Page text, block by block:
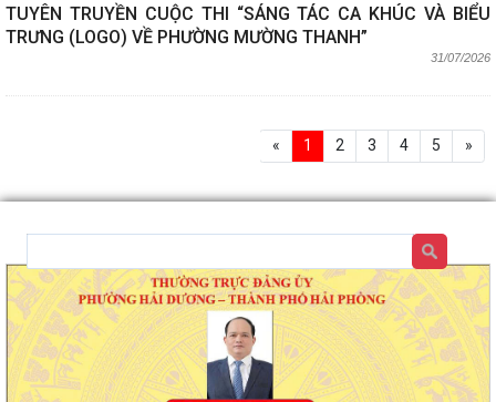
TUYÊN TRUYỀN CUỘC THI “SÁNG TÁC CA KHÚC VÀ BIỂU
TRƯNG (LOGO) VỀ PHƯỜNG MƯỜNG THANH”
31/07/2026
« 1 2 3 4 5 »